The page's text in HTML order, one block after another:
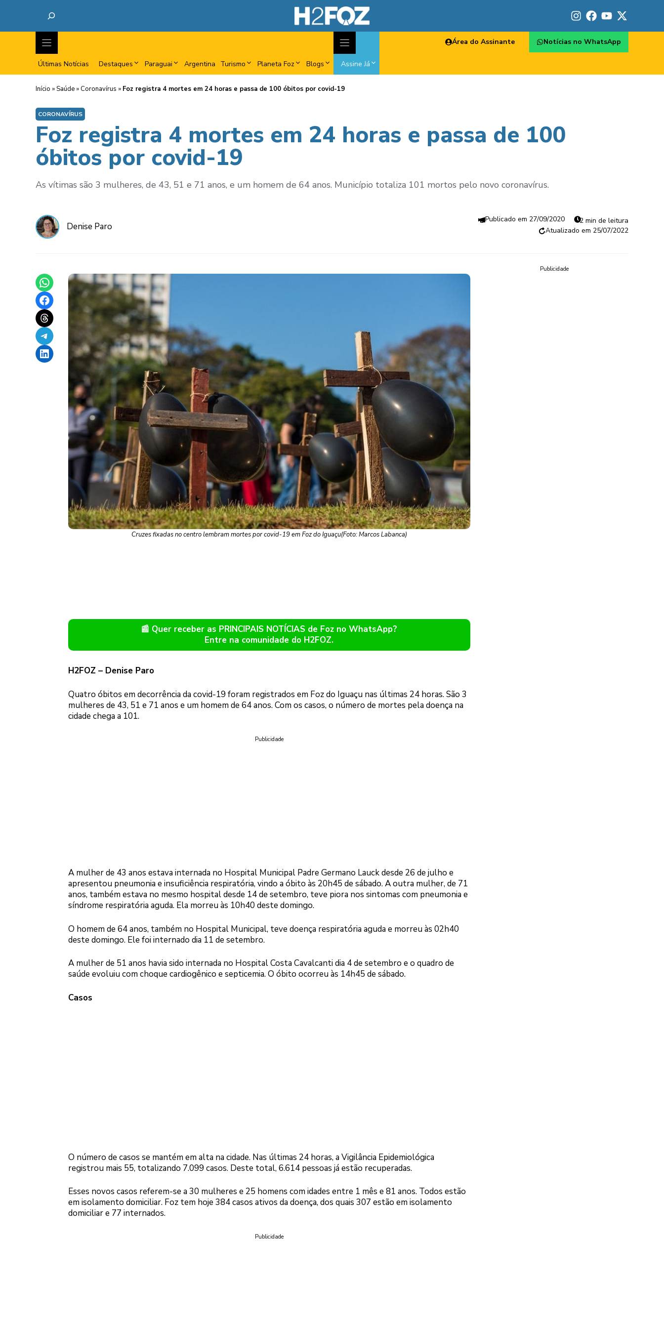
Últimas Notícias Destaques Paraguai Argentina Turismo Planeta Foz Blogs Assine Já
Área do Assinante Notícias no WhatsApp
Início »Saúde » Coronavírus » Foz registra 4 mortes em 24 horas e passa de 100 óbitos por covid-19
CORONAVÍRUS
Foz registra 4 mortes em 24 horas e passa de 100
óbitos por covid-19
As vítimas são 3 mulheres, de 43, 51 e 71 anos, e um homem de 64 anos. Município totaliza 101 mortos pelo novo coronavírus.
Denise Paro
27/09/2020
2 min de leitura
25/07/2022
Share on WhatsApp
Share on Facebook
Share on Threads
Share on Telegram
Share on LinkedIn
Cruzes fixadas no centro lembram mortes por covid-19 em Foz do Iguaçu(Foto: Marcos Labanca)
📰 Quer receber as PRINCIPAIS NOTÍCIAS de Foz no WhatsApp?
Entre na comunidade do H2FOZ.
H2FOZ – Denise Paro
Quatro óbitos em decorrência da covid-19 foram registrados em Foz do Iguaçu nas últimas 24 horas. São 3
mulheres de 43, 51 e 71 anos e um homem de 64 anos. Com os casos, o número de mortes pela doença na
cidade chega a 101.
Publicidade
A mulher de 43 anos estava internada no Hospital Municipal Padre Germano Lauck desde 26 de julho e
apresentou pneumonia e insuficiência respiratória, vindo a óbito às 20h45 de sábado. A outra mulher, de 71
anos, também estava no mesmo hospital desde 14 de setembro, teve piora nos sintomas com pneumonia e
síndrome respiratória aguda. Ela morreu às 10h40 deste domingo.
O homem de 64 anos, também no Hospital Municipal, teve doença respiratória aguda e morreu às 02h40
deste domingo. Ele foi internado dia 11 de setembro.
A mulher de 51 anos havia sido internada no Hospital Costa Cavalcanti dia 4 de setembro e o quadro de
saúde evoluiu com choque cardiogênico e septicemia. O óbito ocorreu às 14h45 de sábado.
Casos
O número de casos se mantém em alta na cidade. Nas últimas 24 horas, a Vigilância Epidemiológica
registrou mais 55, totalizando 7.099 casos. Deste total, 6.614 pessoas já estão recuperadas.
Esses novos casos referem-se a 30 mulheres e 25 homens com idades entre 1 mês e 81 anos. Todos estão
em isolamento domiciliar. Foz tem hoje 384 casos ativos da doença, dos quais 307 estão em isolamento
domiciliar e 77 internados.
Publicidade
Publicidade